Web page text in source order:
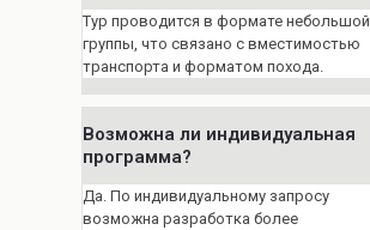
Тур проводится в формате небольшой
группы, что связано с вместимостью
транспорта и форматом похода.
Возможна ли индивидуальная
программа?
Да. По индивидуальному запросу
возможна разработка более